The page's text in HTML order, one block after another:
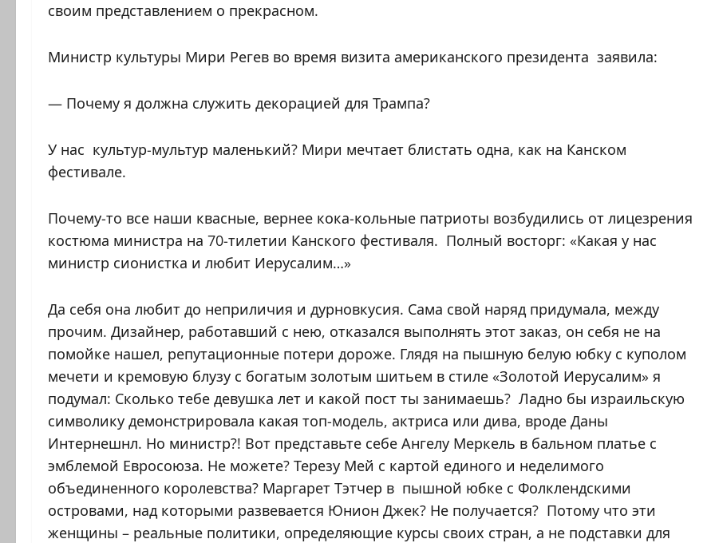
своим представлением о прекрасном.
Министр культуры Мири Регев во время визита американского президента заявила:
— Почему я должна служить декорацией для Трампа?
У нас культур-мультур маленький? Мири мечтает блистать одна, как на Канском
фестивале.
Почему-то все наши квасные, вернее кока-кольные патриоты возбудились от лицезрения
костюма министра на 70-тилетии Канского фестиваля. Полный восторг: «Какая у нас
министр сионистка и любит Иерусалим…»
Да себя она любит до неприличия и дурновкусия. Сама свой наряд придумала, между
прочим. Дизайнер, работавший с нею, отказался выполнять этот заказ, он себя не на
помойке нашел, репутационные потери дороже. Глядя на пышную белую юбку с куполом
мечети и кремовую блузу с богатым золотым шитьем в стиле «Золотой Иерусалим» я
подумал: Сколько тебе девушка лет и какой пост ты занимаешь? Ладно бы израильскую
символику демонстрировала какая топ-модель, актриса или дива, вроде Даны
Интернешнл. Но министр?! Вот представьте себе Ангелу Меркель в бальном платье с
эмблемой Евросоюза. Не можете? Терезу Мей с картой единого и неделимого
объединенного королевства? Маргарет Тэтчер в пышной юбке с Фолклендскими
островами, над которыми развевается Юнион Джек? Не получается? Потому что эти
женщины – реальные политики, определяющие курсы своих стран, а не подставки для